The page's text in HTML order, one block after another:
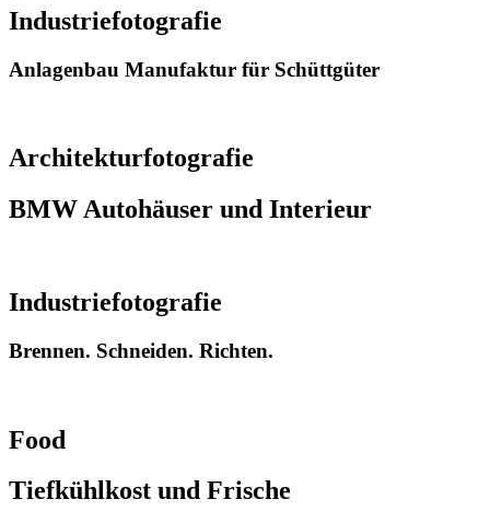
Industriefotografie
Anlagenbau Manufaktur für Schüttgüter
Architekturfotografie
BMW Autohäuser und Interieur
Industriefotografie
Brennen. Schneiden. Richten.
Food
Tiefkühlkost und Frische